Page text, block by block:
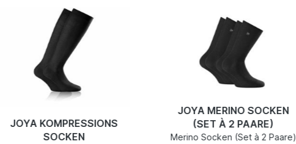
JOYA KOMPRESSIONS
SOCKEN
JOYA MERINO SOCKEN
(SET À 2 PAARE)
Merino Socken (Set à 2 Paare)